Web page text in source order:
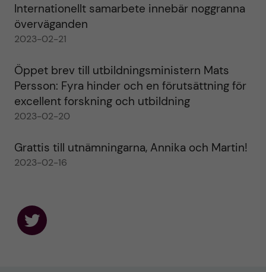
Internationellt samarbete innebär noggranna
överväganden
2023-02-21
Öppet brev till utbildningsministern Mats
Persson: Fyra hinder och en förutsättning för
excellent forskning och utbildning
2023-02-20
Grattis till utnämningarna, Annika och Martin!
2023-02-16